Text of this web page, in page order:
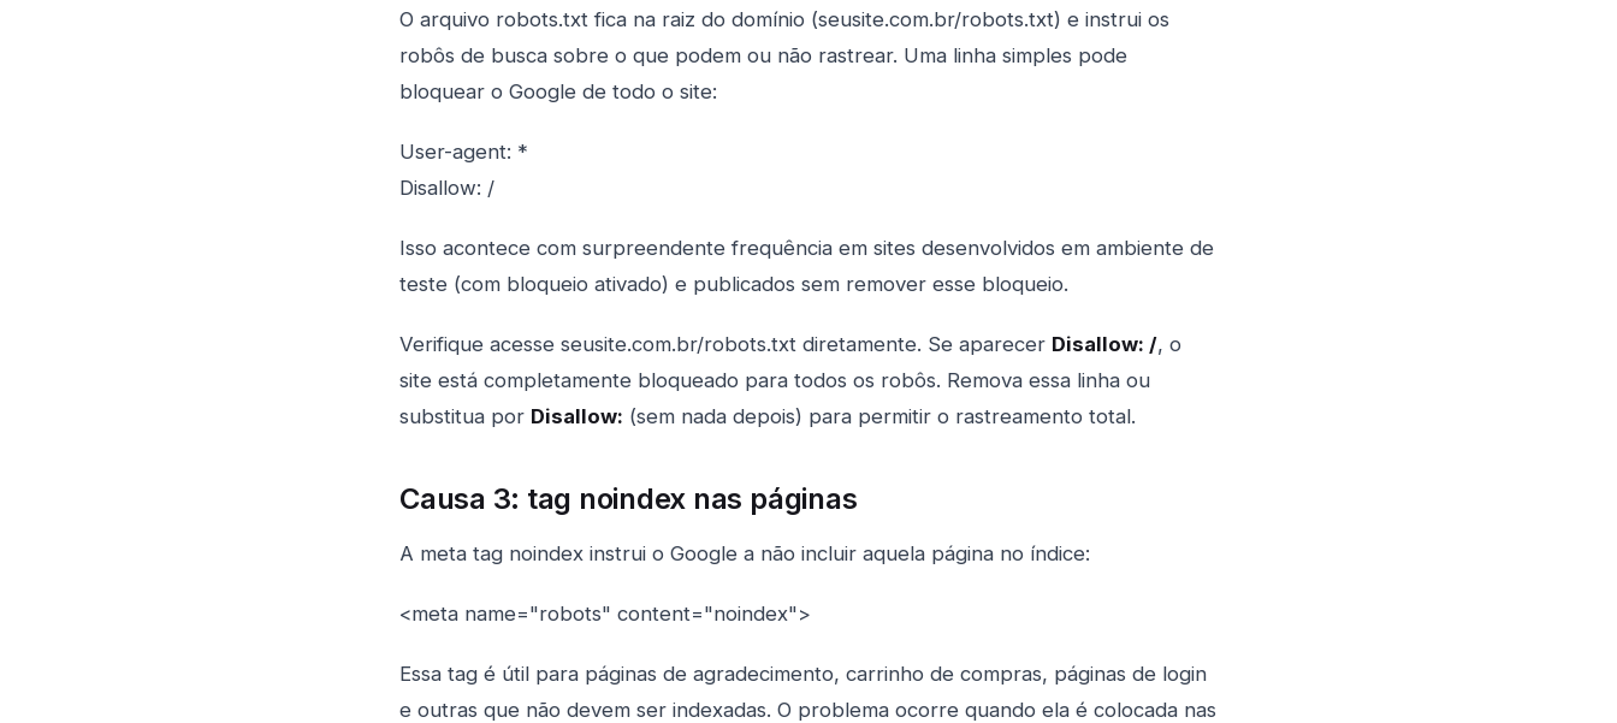
O arquivo robots.txt fica na raiz do domínio (seusite.com.br/robots.txt) e instrui os
robôs de busca sobre o que podem ou não rastrear. Uma linha simples pode
bloquear o Google de todo o site:
User-agent: *
Disallow: /
Isso acontece com surpreendente frequência em sites desenvolvidos em ambiente de
teste (com bloqueio ativado) e publicados sem remover esse bloqueio.
Verifique acesse seusite.com.br/robots.txt diretamente. Se aparecer Disallow: /, o
site está completamente bloqueado para todos os robôs. Remova essa linha ou
substitua por Disallow: (sem nada depois) para permitir o rastreamento total.
Causa 3: tag noindex nas páginas
A meta tag noindex instrui o Google a não incluir aquela página no índice:
<meta name="robots" content="noindex">
Essa tag é útil para páginas de agradecimento, carrinho de compras, páginas de login
e outras que não devem ser indexadas. O problema ocorre quando ela é colocada nas